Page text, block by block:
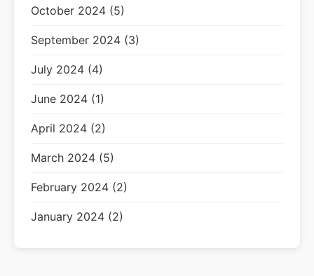
October 2024 (5)
September 2024 (3)
July 2024 (4)
June 2024 (1)
April 2024 (2)
March 2024 (5)
February 2024 (2)
January 2024 (2)